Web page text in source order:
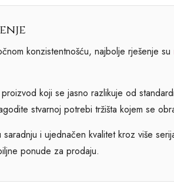
konzistentnošću, najbolje rješenje su
koji se jasno razlikuje od
stvarnoj potrebi tržišta kojem se
i ujednačen kvalitet kroz više
ponude za prodaju.